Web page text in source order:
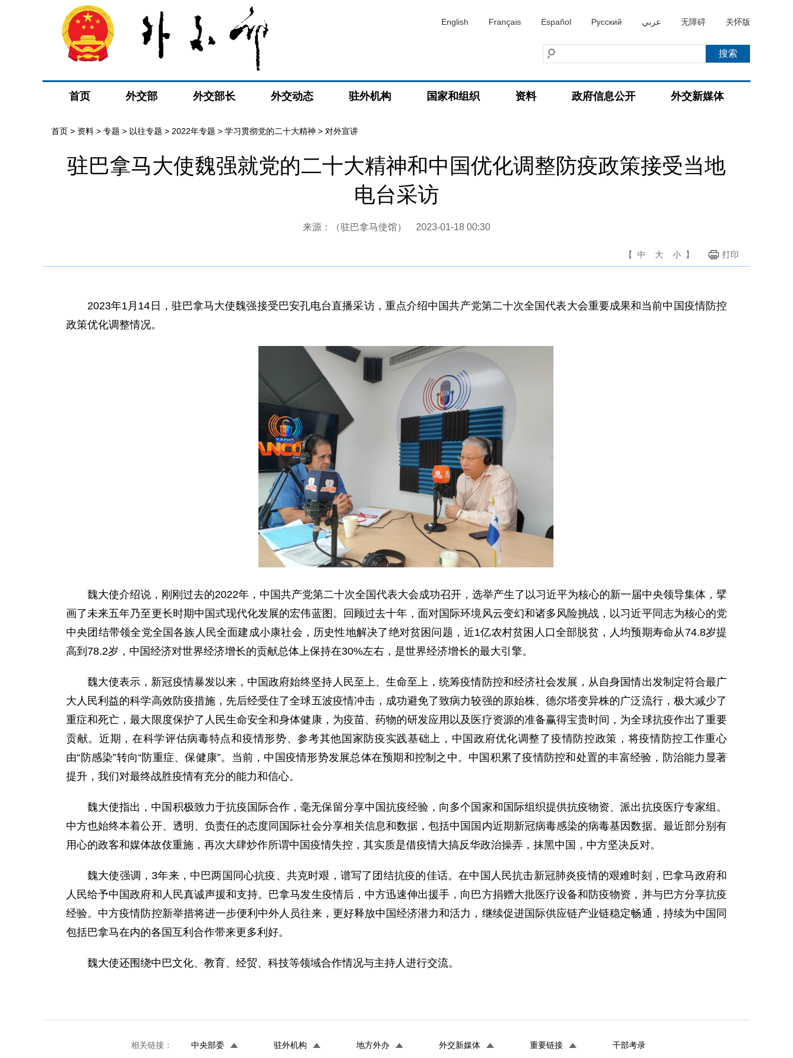
English Français Español Русский عربي 无障碍 关怀版
首页 外交部 外交部长 外交动态 驻外机构 国家和组织 资料 政府信息公开 外交新媒体
首页 > 资料 > 专题 > 以往专题 > 2022年专题 > 学习贯彻党的二十大精神 > 对外宣讲
驻巴拿马大使魏强就党的二十大精神和中国优化调整防疫政策接受当地
电台采访
来源：（驻巴拿马使馆） 2023-01-18 00:30
【 中 大 小 】 打印
2023年1月14日，驻巴拿马大使魏强接受巴安孔电台直播采访，重点介绍中国共产党第二十次全国代表大会重要成果和当前中国疫情防控
政策优化调整情况。
魏大使介绍说，刚刚过去的2022年，中国共产党第二十次全国代表大会成功召开，选举产生了以习近平为核心的新一届中央领导集体，擘
画了未来五年乃至更长时期中国式现代化发展的宏伟蓝图。回顾过去十年，面对国际环境风云变幻和诸多风险挑战，以习近平同志为核心的党
中央团结带领全党全国各族人民全面建成小康社会，历史性地解决了绝对贫困问题，近1亿农村贫困人口全部脱贫，人均预期寿命从74.8岁提
高到78.2岁，中国经济对世界经济增长的贡献总体上保持在30%左右，是世界经济增长的最大引擎。
魏大使表示，新冠疫情暴发以来，中国政府始终坚持人民至上、生命至上，统筹疫情防控和经济社会发展，从自身国情出发制定符合最广
大人民利益的科学高效防疫措施，先后经受住了全球五波疫情冲击，成功避免了致病力较强的原始株、德尔塔变异株的广泛流行，极大减少了
重症和死亡，最大限度保护了人民生命安全和身体健康，为疫苗、药物的研发应用以及医疗资源的准备赢得宝贵时间，为全球抗疫作出了重要
贡献。近期，在科学评估病毒特点和疫情形势、参考其他国家防疫实践基础上，中国政府优化调整了疫情防控政策，将疫情防控工作重心
由“防感染”转向“防重症、保健康”。当前，中国疫情形势发展总体在预期和控制之中。中国积累了疫情防控和处置的丰富经验，防治能力显著
提升，我们对最终战胜疫情有充分的能力和信心。
魏大使指出，中国积极致力于抗疫国际合作，毫无保留分享中国抗疫经验，向多个国家和国际组织提供抗疫物资、派出抗疫医疗专家组。
中方也始终本着公开、透明、负责任的态度同国际社会分享相关信息和数据，包括中国国内近期新冠病毒感染的病毒基因数据。最近部分别有
用心的政客和媒体故伎重施，再次大肆炒作所谓中国疫情失控，其实质是借疫情大搞反华政治操弄，抹黑中国，中方坚决反对。
魏大使强调，3年来，中巴两国同心抗疫、共克时艰，谱写了团结抗疫的佳话。在中国人民抗击新冠肺炎疫情的艰难时刻，巴拿马政府和
人民给予中国政府和人民真诚声援和支持。巴拿马发生疫情后，中方迅速伸出援手，向巴方捐赠大批医疗设备和防疫物资，并与巴方分享抗疫
经验。中方疫情防控新举措将进一步便利中外人员往来，更好释放中国经济潜力和活力，继续促进国际供应链产业链稳定畅通，持续为中国同
包括巴拿马在内的各国互利合作带来更多利好。
魏大使还围绕中巴文化、教育、经贸、科技等领域合作情况与主持人进行交流。
相关链接： 中央部委 驻外机构 地方外办 外交新媒体 重要链接 干部考录